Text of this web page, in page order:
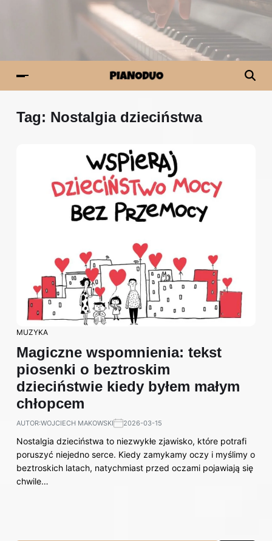
Tag: Nostalgia dzieciństwa
MUZYKA
Magiczne wspomnienia: tekst
piosenki o beztroskim
dzieciństwie kiedy byłem małym
chłopcem
AUTOR:WOJCIECH MAKOWSKI 2026-03-15
Nostalgia dzieciństwa to niezwykłe zjawisko, które potrafi
poruszyć niejedno serce. Kiedy zamykamy oczy i myślimy o
beztroskich latach, natychmiast przed oczami pojawiają się
chwile…